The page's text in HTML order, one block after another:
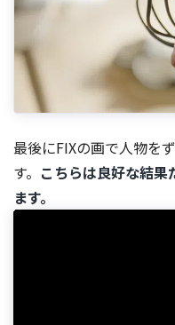
最後にFIXの画で人物を
す。 こちらは良好な結果
ます。